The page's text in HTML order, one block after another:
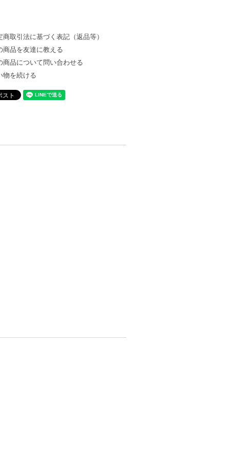
商取引法に基づく表記（返品等）
商品を友達に教える
商品について問い合わせる
物を続ける